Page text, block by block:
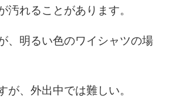
れることがあります。
、明るい色のワイシャツの場
、外出中では難しい。